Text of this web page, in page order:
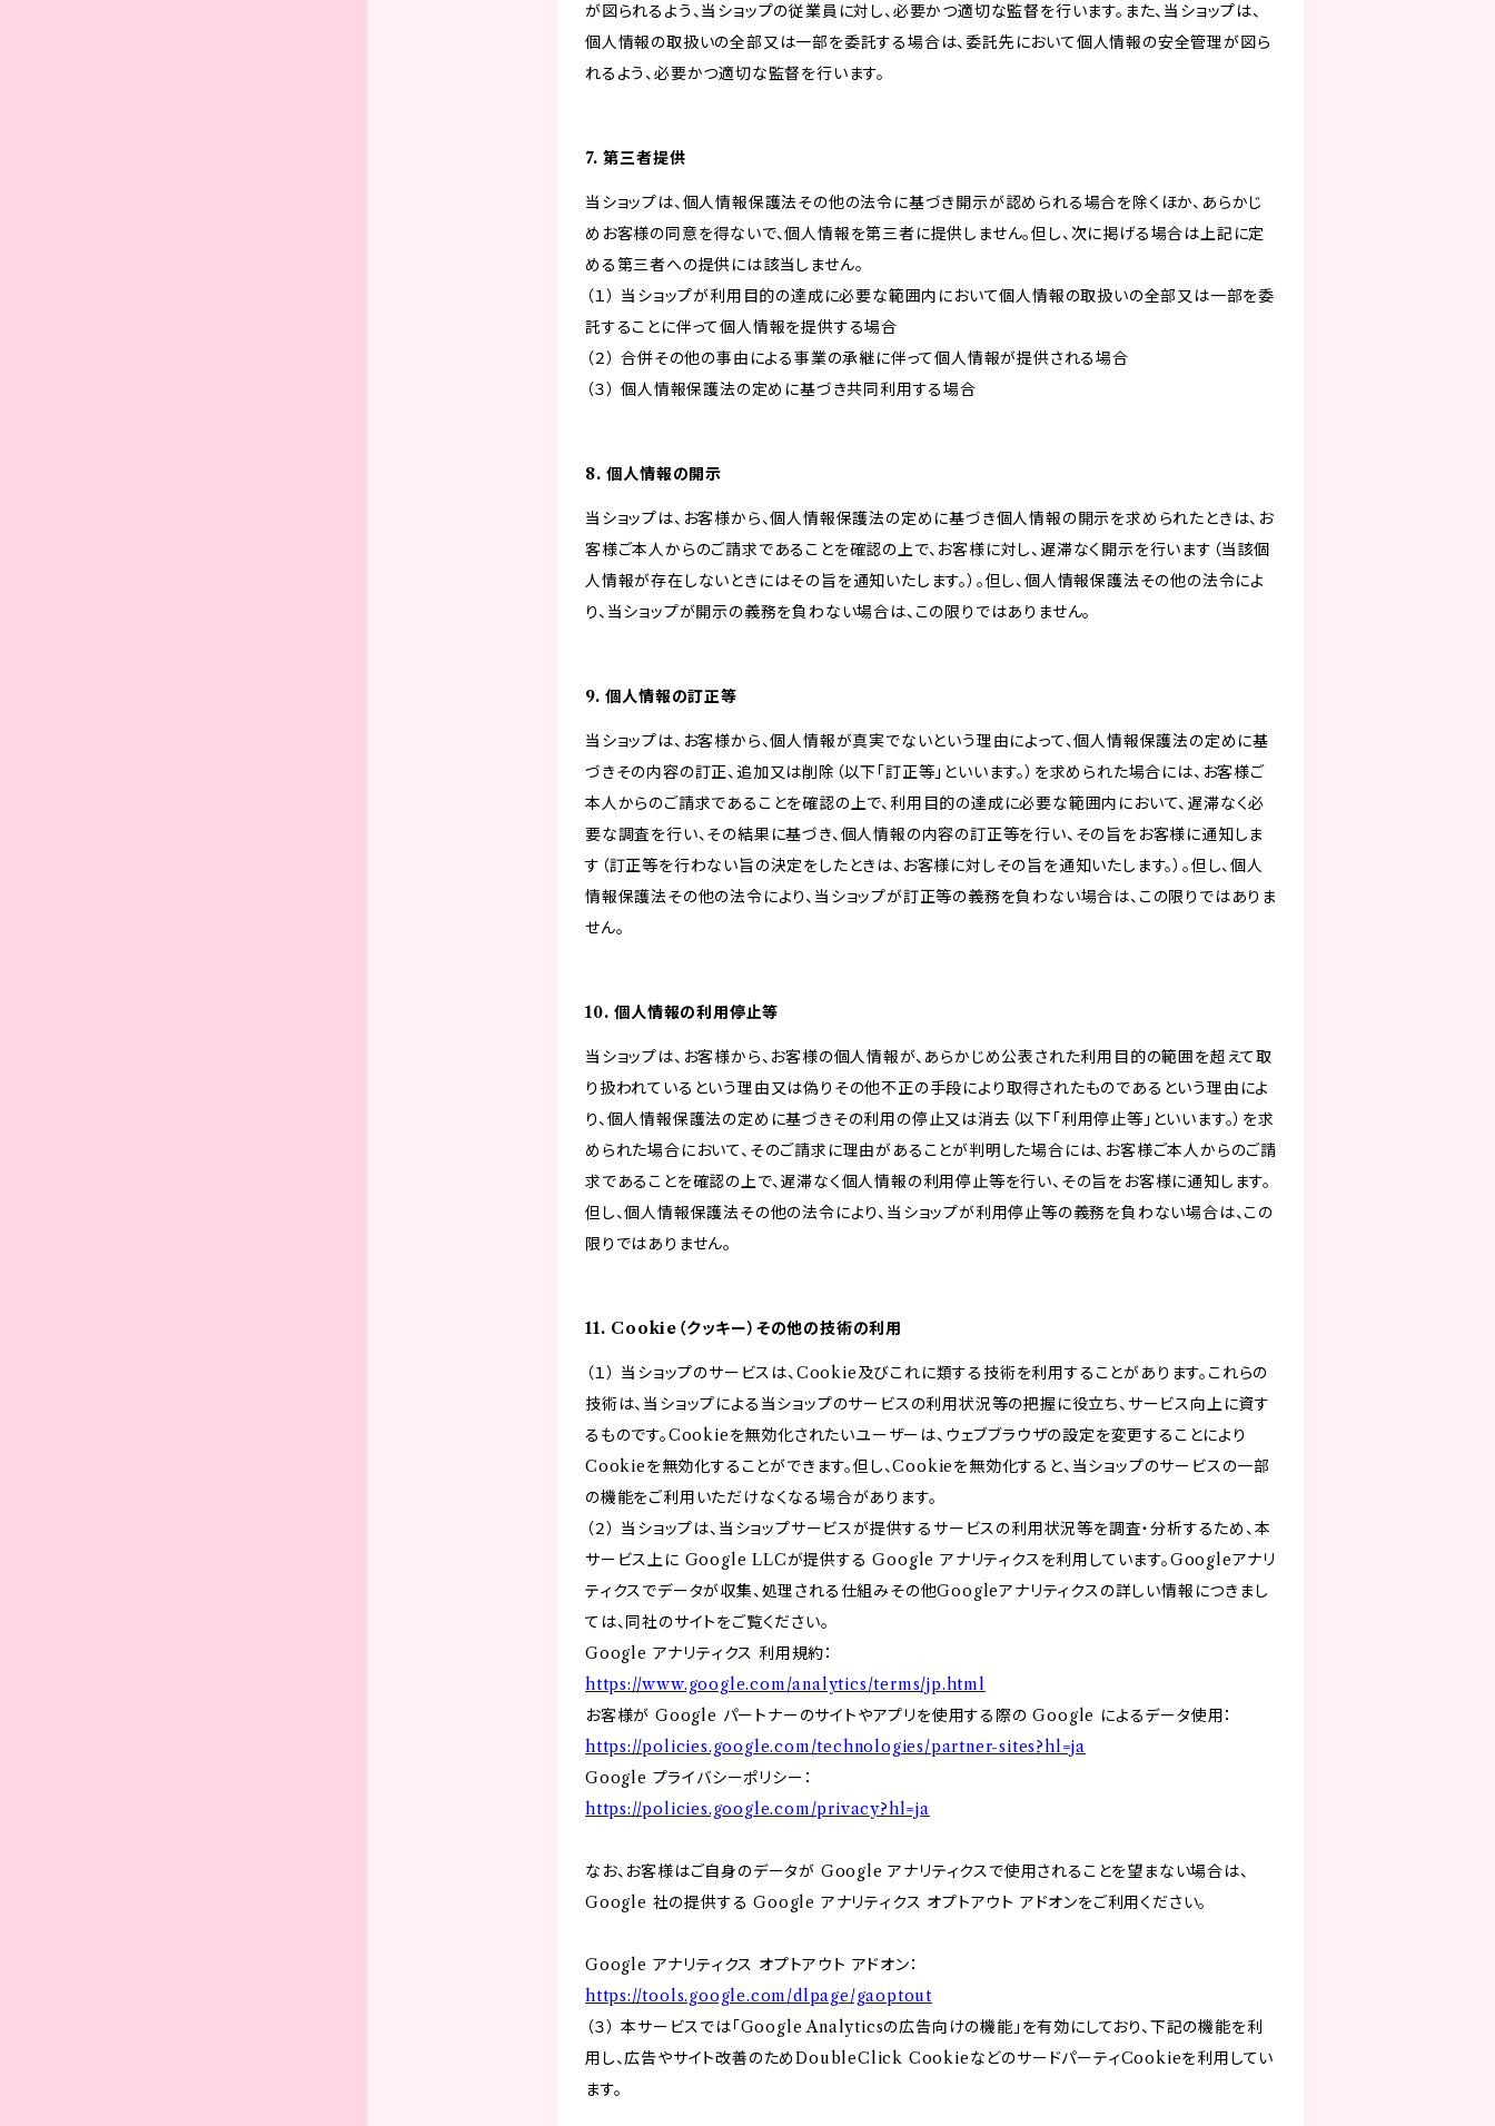
が図られるよう、当ショップの従業員に対し、必要かつ適切な監督を行います。また、当ショップは、
個人情報の取扱いの全部又は一部を委託する場合は、委託先において個人情報の安全管理が図ら
れるよう、必要かつ適切な監督を行います。
7. 第三者提供
当ショップは、個人情報保護法その他の法令に基づき開示が認められる場合を除くほか、あらかじ
めお客様の同意を得ないで、個人情報を第三者に提供しません。但し、次に掲げる場合は上記に定
める第三者への提供には該当しません。
（１） 当ショップが利用目的の達成に必要な範囲内において個人情報の取扱いの全部又は一部を委
託することに伴って個人情報を提供する場合
（２） 合併その他の事由による事業の承継に伴って個人情報が提供される場合
（３） 個人情報保護法の定めに基づき共同利用する場合
8. 個人情報の開示
当ショップは、お客様から、個人情報保護法の定めに基づき個人情報の開示を求められたときは、お
客様ご本人からのご請求であることを確認の上で、お客様に対し、遅滞なく開示を行います（当該個
人情報が存在しないときにはその旨を通知いたします。）。但し、個人情報保護法その他の法令によ
り、当ショップが開示の義務を負わない場合は、この限りではありません。
9. 個人情報の訂正等
当ショップは、お客様から、個人情報が真実でないという理由によって、個人情報保護法の定めに基
づきその内容の訂正、追加又は削除（以下「訂正等」といいます。）を求められた場合には、お客様ご
本人からのご請求であることを確認の上で、利用目的の達成に必要な範囲内において、遅滞なく必
要な調査を行い、その結果に基づき、個人情報の内容の訂正等を行い、その旨をお客様に通知しま
す（訂正等を行わない旨の決定をしたときは、お客様に対しその旨を通知いたします。）。但し、個人
情報保護法その他の法令により、当ショップが訂正等の義務を負わない場合は、この限りではありま
せん。
10. 個人情報の利用停止等
当ショップは、お客様から、お客様の個人情報が、あらかじめ公表された利用目的の範囲を超えて取
り扱われているという理由又は偽りその他不正の手段により取得されたものであるという理由によ
り、個人情報保護法の定めに基づきその利用の停止又は消去（以下「利用停止等」といいます。）を求
められた場合において、そのご請求に理由があることが判明した場合には、お客様ご本人からのご請
求であることを確認の上で、遅滞なく個人情報の利用停止等を行い、その旨をお客様に通知します。
但し、個人情報保護法その他の法令により、当ショップが利用停止等の義務を負わない場合は、この
限りではありません。
11. Cookie（クッキー）その他の技術の利用
（１） 当ショップのサービスは、Cookie及びこれに類する技術を利用することがあります。これらの
技術は、当ショップによる当ショップのサービスの利用状況等の把握に役立ち、サービス向上に資す
るものです。Cookieを無効化されたいユーザーは、ウェブブラウザの設定を変更することにより
Cookieを無効化することができます。但し、Cookieを無効化すると、当ショップのサービスの一部
の機能をご利用いただけなくなる場合があります。
（２） 当ショップは、当ショップサービスが提供するサービスの利用状況等を調査・分析するため、本
サービス上に Google LLCが提供する Google アナリティクスを利用しています。Googleアナリ
ティクスでデータが収集、処理される仕組みその他Googleアナリティクスの詳しい情報につきまし
ては、同社のサイトをご覧ください。
Google アナリティクス 利用規約：
https://www.google.com/analytics/terms/jp.html
お客様が Google パートナーのサイトやアプリを使用する際の Google によるデータ使用：
https://policies.google.com/technologies/partner-sites?hl=ja
Google プライバシーポリシー：
https://policies.google.com/privacy?hl=ja
なお、お客様はご自身のデータが Google アナリティクスで使用されることを望まない場合は、
Google 社の提供する Google アナリティクス オプトアウト アドオンをご利用ください。
Google アナリティクス オプトアウト アドオン：
https://tools.google.com/dlpage/gaoptout
（３） 本サービスでは「Google Analyticsの広告向けの機能」を有効にしており、下記の機能を利
用し、広告やサイト改善のためDoubleClick CookieなどのサードパーティCookieを利用してい
ます。